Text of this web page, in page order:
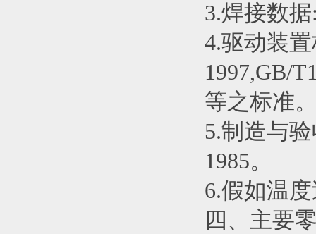
3.焊接数据
4.驱动装置
1997,GB/
等之标准
5.制造与
1985。
6.假如温
四、主要